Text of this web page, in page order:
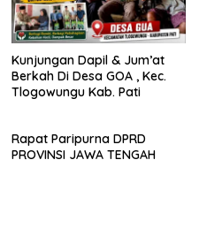
Kunjungan Dapil & Jum’at
Berkah Di Desa GOA , Kec.
Tlogowungu Kab. Pati
Rapat Paripurna DPRD
PROVINSI JAWA TENGAH